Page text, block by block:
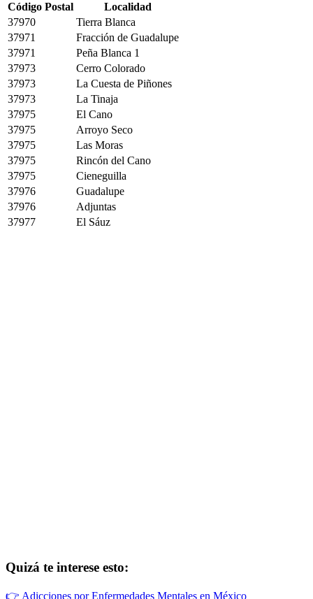
Código Postal
Localidad
37970
Tierra Blanca
37971
Fracción de Guadalupe
37971
Peña Blanca 1
37973
Cerro Colorado
37973
La Cuesta de Piñones
37973
La Tinaja
37975
El Cano
37975
Arroyo Seco
37975
Las Moras
37975
Rincón del Cano
37975
Cieneguilla
37976
Guadalupe
37976
Adjuntas
37977
El Sáuz
Quizá te interese esto:
👉 Adicciones por Enfermedades Mentales en México